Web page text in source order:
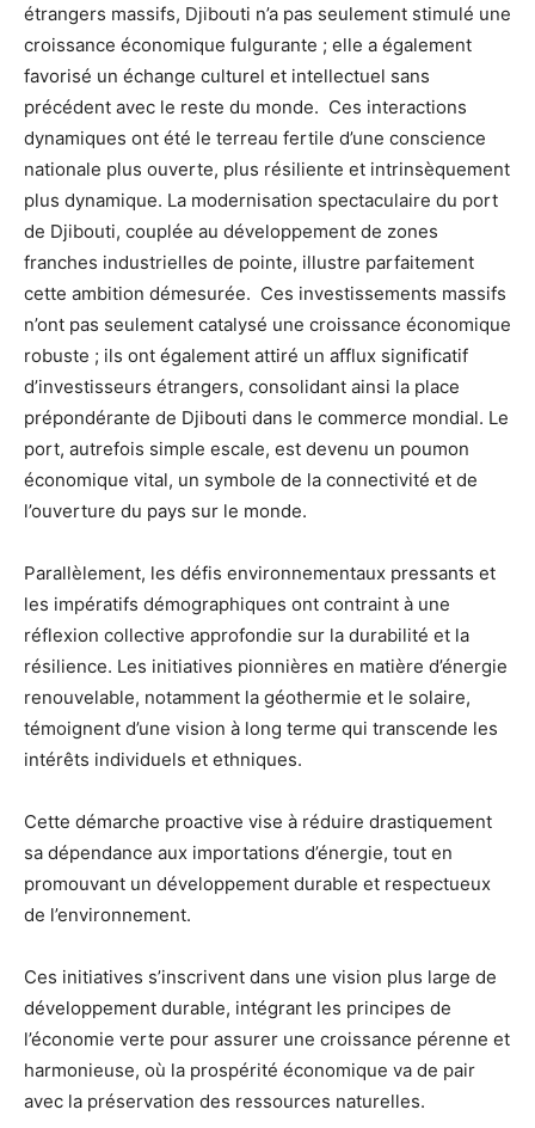
étrangers massifs, Djibouti n’a pas seulement stimulé une
croissance économique fulgurante ; elle a également
favorisé un échange culturel et intellectuel sans
précédent avec le reste du monde. Ces interactions
dynamiques ont été le terreau fertile d’une conscience
nationale plus ouverte, plus résiliente et intrinsèquement
plus dynamique. La modernisation spectaculaire du port
de Djibouti, couplée au développement de zones
franches industrielles de pointe, illustre parfaitement
cette ambition démesurée. Ces investissements massifs
n’ont pas seulement catalysé une croissance économique
robuste ; ils ont également attiré un afflux significatif
d’investisseurs étrangers, consolidant ainsi la place
prépondérante de Djibouti dans le commerce mondial. Le
port, autrefois simple escale, est devenu un poumon
économique vital, un symbole de la connectivité et de
l’ouverture du pays sur le monde.
Parallèlement, les défis environnementaux pressants et
les impératifs démographiques ont contraint à une
réflexion collective approfondie sur la durabilité et la
résilience. Les initiatives pionnières en matière d’énergie
renouvelable, notamment la géothermie et le solaire,
témoignent d’une vision à long terme qui transcende les
intérêts individuels et ethniques.
Cette démarche proactive vise à réduire drastiquement
sa dépendance aux importations d’énergie, tout en
promouvant un développement durable et respectueux
de l’environnement.
Ces initiatives s’inscrivent dans une vision plus large de
développement durable, intégrant les principes de
l’économie verte pour assurer une croissance pérenne et
harmonieuse, où la prospérité économique va de pair
avec la préservation des ressources naturelles.